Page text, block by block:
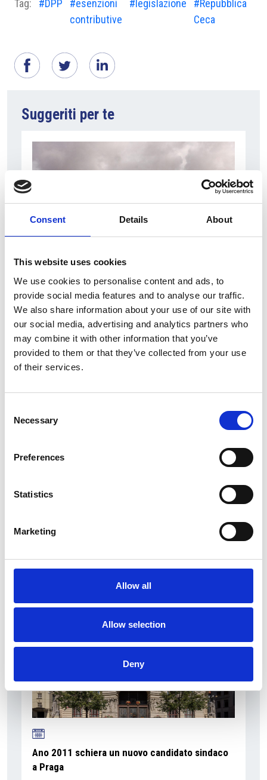
Consent Details About
This website uses cookies
We use cookies to personalise content and ads, to
provide social media features and to analyse our traffic.
We also share information about your use of our site with
our social media, advertising and analytics partners who
may combine it with other information that you’ve
provided to them or that they’ve collected from your use
of their services.
Selection
Necessary
Preferences
Statistics
Marketing
Allow all
Allow selection
Deny
Tag: #DPP
#esenzioni
contributive
#legislazione
#Repubblica
Ceca
Suggeriti per te
6 Agosto 2026
Modifica del’utilizzo del gettito dai permessi a
emettere
Repubblica Ceca
Repubblica Ceca
Ano 2011 schiera un nuovo candidato sindaco
a Praga